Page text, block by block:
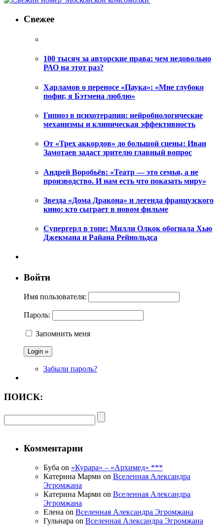
Свежее
100 тысяч за авторские права: чем недовольно
РАО на этот раз?
Харламов о переносе «Паука»: «Мне глубоко
пофиг, я Бэтмена люблю»
Гипноз в психотерапии: нейробиологические
механизмы и клиническая эффективность
От «Трех аккордов» до большой сцены: Иван
Замотаев задаст зрителю главный вопрос
Андрей Воробьёв: «Театр — это семья, а не
производство. И нам есть что показать миру»
Звезда «Дома Дракона» и легенда французского
кино: кто сыграет в новом фильме
Супергерл в топе: Милли Олкок обогнала Хью
Джекмана и Райана Рейнольдса
Войти
Имя пользователя:
Пароль:
Запомнить меня
Забыли пароль?
ПОИСК:
Комментарии
Буба on «Курара» – «Архимед» ***
Катерина Марми on Вселенная Александра
Эгромжана
Катерина Марми on Вселенная Александра
Эгромжана
Елена on Вселенная Александра Эгромжана
Гульнара on Вселенная Александра Эгромжана